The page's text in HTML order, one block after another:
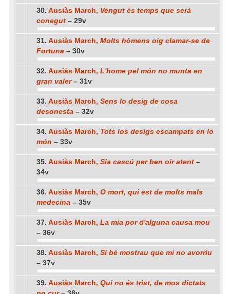
30. Ausiàs March, Vengut és temps que serà
conegut – 29v
31. Ausiàs March, Molts hòmens oig clamar-se de
Fortuna – 30v
32. Ausiàs March, L'home pel món no munta en
gran valer– 31v
33. Ausiàs March, Sens lo desig de cosa
desonesta – 32v
34. Ausiàs March, Tots los desigs escampats en lo
món – 33v
35. Ausiàs March, Sia cascú per ben oir atent –
34v
36. Ausiàs March, O mort, qui est de molts mals
medecina – 35v
37. Ausiàs March, La mia por d'alguna causa mou
– 36v
38. Ausiàs March, Si bé mostrau que mi no avorriu
– 37v
39. Ausiàs March, Qui no és trist, de mos dictats